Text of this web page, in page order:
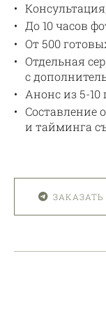
До 10 часов
От 500
Отдельная
с
Анонс из 5-10
Составление
и тайминга
ЗАКАЗАТЬ